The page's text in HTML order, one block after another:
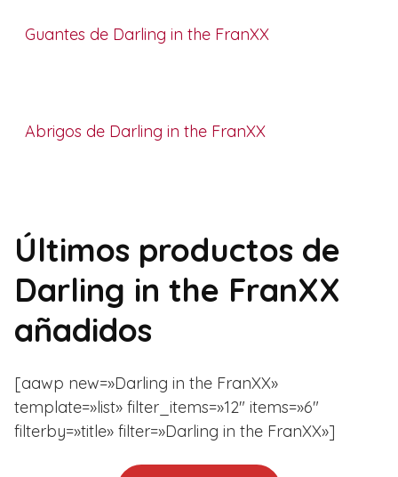
Guantes de Darling in the FranXX
Abrigos de Darling in the FranXX
Últimos productos de
Darling in the FranXX
añadidos
[aawp new=»Darling in the FranXX»
template=»list» filter_items=»12″ items=»6″
filterby=»title» filter=»Darling in the FranXX»]